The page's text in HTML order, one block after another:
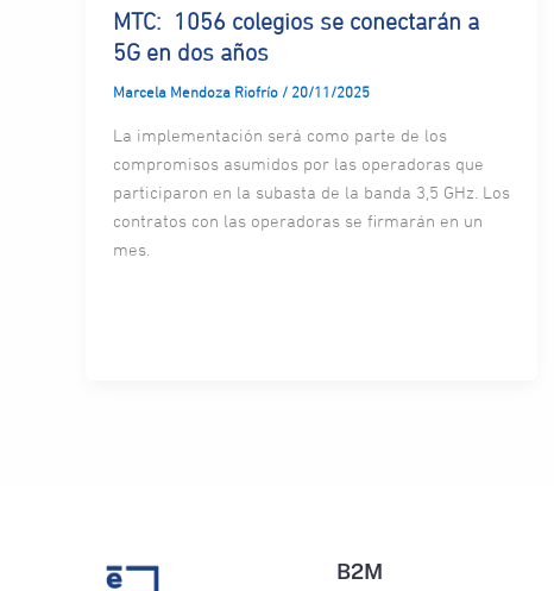
MTC: 1056 colegios se conectarán a
5G en dos años
Marcela Mendoza Riofrío / 20/11/2025
La implementación será como parte de los
compromisos asumidos por las operadoras que
participaron en la subasta de la banda 3,5 GHz. Los
contratos con las operadoras se firmarán en un
mes.
B2M